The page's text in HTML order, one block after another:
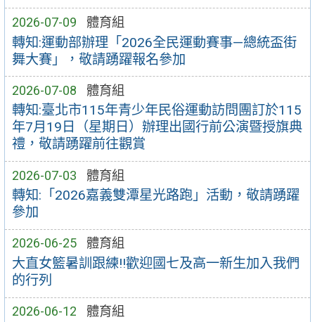
2026-07-09 體育組
轉知:運動部辦理「2026全民運動賽事—總統盃街
舞大賽」，敬請踴躍報名參加
2026-07-08 體育組
轉知:臺北市115年青少年民俗運動訪問團訂於115
年7月19日（星期日）辦理出國行前公演暨授旗典
禮，敬請踴躍前往觀賞
2026-07-03 體育組
轉知:「2026嘉義雙潭星光路跑」活動，敬請踴躍
參加
2026-06-25 體育組
大直女籃暑訓跟練!!歡迎國七及高一新生加入我們
的行列
2026-06-12 體育組